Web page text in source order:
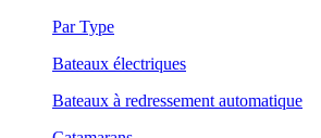
Par Type
Bateaux électriques
Bateaux à redressement automatique